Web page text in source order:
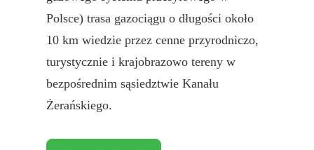
Polsce) trasa gazociągu o długości około
10 km wiedzie przez cenne przyrodniczo,
turystycznie i krajobrazowo tereny w
bezpośrednim sąsiedztwie Kanału
Żerańskiego.